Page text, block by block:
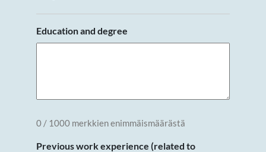
Education and degree
0 / 1000 merkkien enimmäismäärästä
Previous work experience (related to